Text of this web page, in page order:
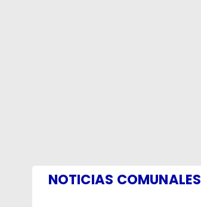
NOTICIAS COMUNALES